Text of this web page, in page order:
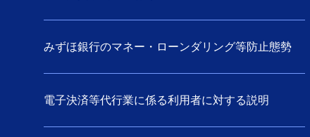
みずほ銀行のマネー・ローンダリング等防止態勢
電子決済等代行業に係る利用者に対する説明